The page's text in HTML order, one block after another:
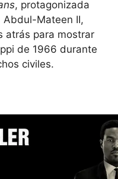
, protagonizada
Abdul-Mateen II,
atrás para mostrar
de 1966 durante
civiles.